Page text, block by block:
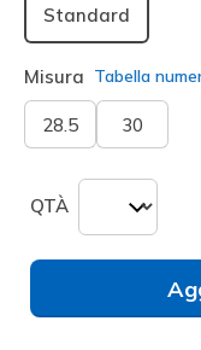
Standard
Misura Tabella
28.5 30
QTÀ